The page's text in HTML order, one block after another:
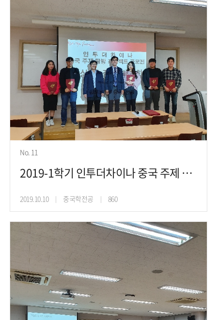
No. 11
2019-1학기 인투더차이나 중국 주제 탐방 프로젝트 공모전 시상 및 결과 발표회(19.1
2019.10.10 중국학전공 860